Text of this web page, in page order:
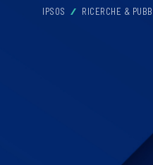
IPSOS RICERCHE &